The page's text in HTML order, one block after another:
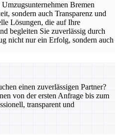
Bremen
sondern auch Transparenz und
Lösungen, die auf Ihre
begleiten Sie zuverlässig durch
nicht nur ein Erfolg, sondern auch
einen zuverlässigen Partner?
von der ersten Anfrage bis zum
transparent und